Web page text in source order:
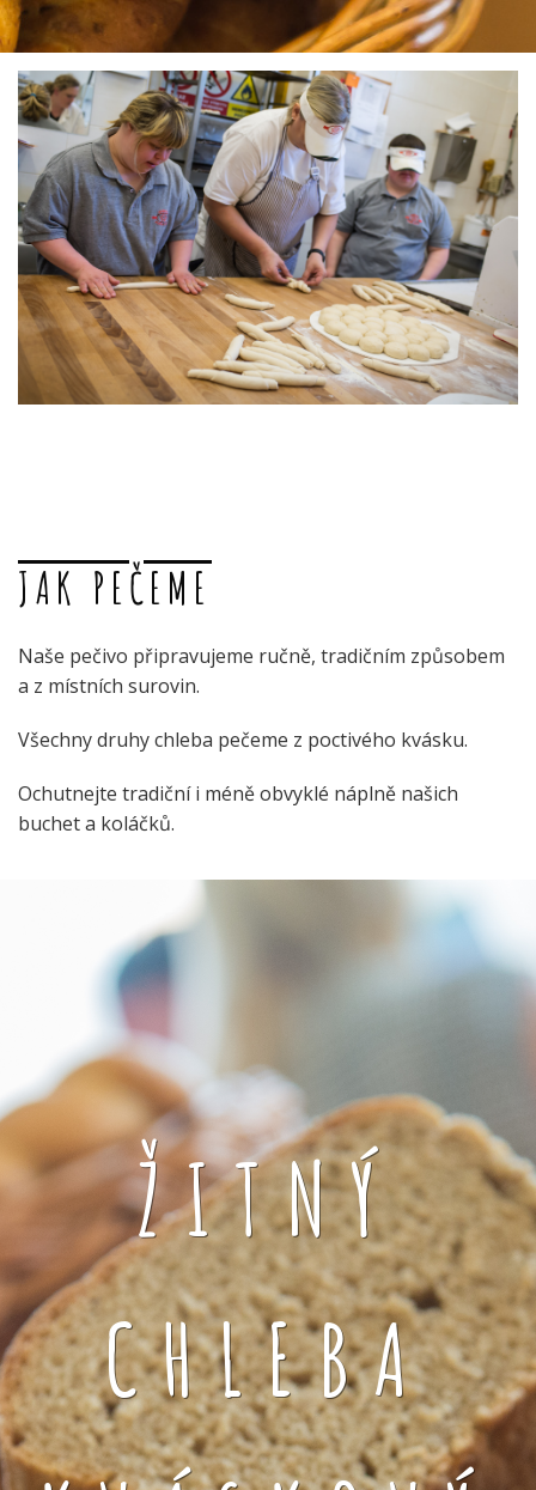
JAK PEČEME
Naše pečivo připravujeme ručně, tradičním způsobem
a z místních surovin.
Všechny druhy chleba pečeme z poctivého kvásku.
Ochutnejte tradiční i méně obvyklé náplně našich
buchet a koláčků.
ŽITNÝ
CHLEBA